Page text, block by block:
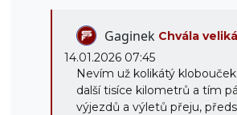
Gaginek Chvála
14.01.2026 07:45
Nevím už kolikátý
další tisíce kilometrů a tím
výjezdů a výletů přeju,